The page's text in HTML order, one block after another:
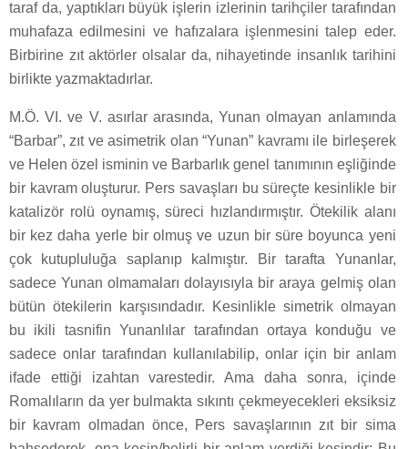
taraf da, yaptıkları büyük işlerin izlerinin tarihçiler tarafından
muhafaza edilmesini ve hafızalara işlenmesini talep eder.
Birbirine zıt aktörler olsalar da, nihayetinde insanlık tarihini
birlikte yazmaktadırlar.
M.Ö. VI. ve V. asırlar arasında, Yunan olmayan anlamında
“Barbar”, zıt ve asimetrik olan “Yunan” kavramı ile birleşerek
ve Helen özel isminin ve Barbarlık genel tanımının eşliğinde
bir kavram oluşturur. Pers savaşları bu süreçte kesinlikle bir
katalizör rolü oynamış, süreci hızlandırmıştır. Ötekilik alanı
bir kez daha yerle bir olmuş ve uzun bir süre boyunca yeni
çok kutupluluğa saplanıp kalmıştır. Bir tarafta Yunanlar,
sadece Yunan olmamaları dolayısıyla bir araya gelmiş olan
bütün ötekilerin karşısındadır. Kesinlikle simetrik olmayan
bu ikili tasnifin Yunanlılar tarafından ortaya konduğu ve
sadece onlar tarafından kullanılabilip, onlar için bir anlam
ifade ettiği izahtan varestedir. Ama daha sonra, içinde
Romalıların da yer bulmakta sıkıntı çekmeyecekleri eksiksiz
bir kavram olmadan önce, Pers savaşlarının zıt bir sima